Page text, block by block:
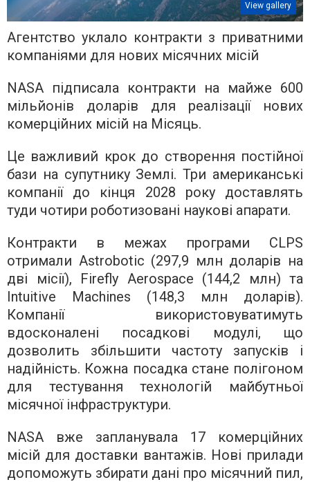
View gallery
Агентство уклало контракти з приватними
компаніями для нових місячних місій
NASA підписала контракти на майже 600
мільйонів доларів для реалізації нових
комерційних місій на Місяць.
Це важливий крок до створення постійної
бази на супутнику Землі. Три американські
компанії до кінця 2028 року доставлять
туди чотири роботизовані наукові апарати.
Контракти в межах програми CLPS
отримали Astrobotic (297,9 млн доларів на
дві місії), Firefly Aerospace (144,2 млн) та
Intuitive Machines (148,3 млн доларів).
Компанії використовуватимуть
вдосконалені посадкові модулі, що
дозволить збільшити частоту запусків і
надійність. Кожна посадка стане полігоном
для тестування технологій майбутньої
місячної інфраструктури.
NASA вже запланувала 17 комерційних
місій для доставки вантажів. Нові прилади
допоможуть збирати дані про місячний пил,